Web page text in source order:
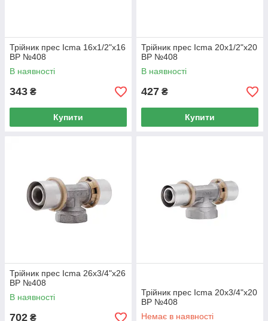
Трійник прес Icma 16х1/2"х16
ВР №408
В наявності
343 ₴
Купити
Трійник прес Icma 20х1/2"х20
ВР №408
В наявності
427 ₴
Купити
Трійник прес Icma 26х3/4"х26
ВР №408
В наявності
702 ₴
Трійник прес Icma 20х3/4"х20
ВР №408
Немає в наявності